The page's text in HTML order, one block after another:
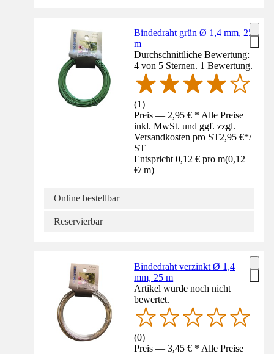
Bindedraht grün Ø 1,4 mm, 25
m
Durchschnittliche Bewertung:
4 von 5 Sternen. 1 Bewertung.
(1)
Preis — 2,95 € * Alle Preise
inkl. MwSt. und ggf. zzgl.
Versandkosten pro ST2,95 €*/
ST
Entspricht 0,12 € pro m(0,12
€/ m)
Online bestellbar
Reservierbar
Bindedraht verzinkt Ø 1,4
mm, 25 m
Artikel wurde noch nicht
bewertet.
(0)
Preis — 3,45 € * Alle Preise